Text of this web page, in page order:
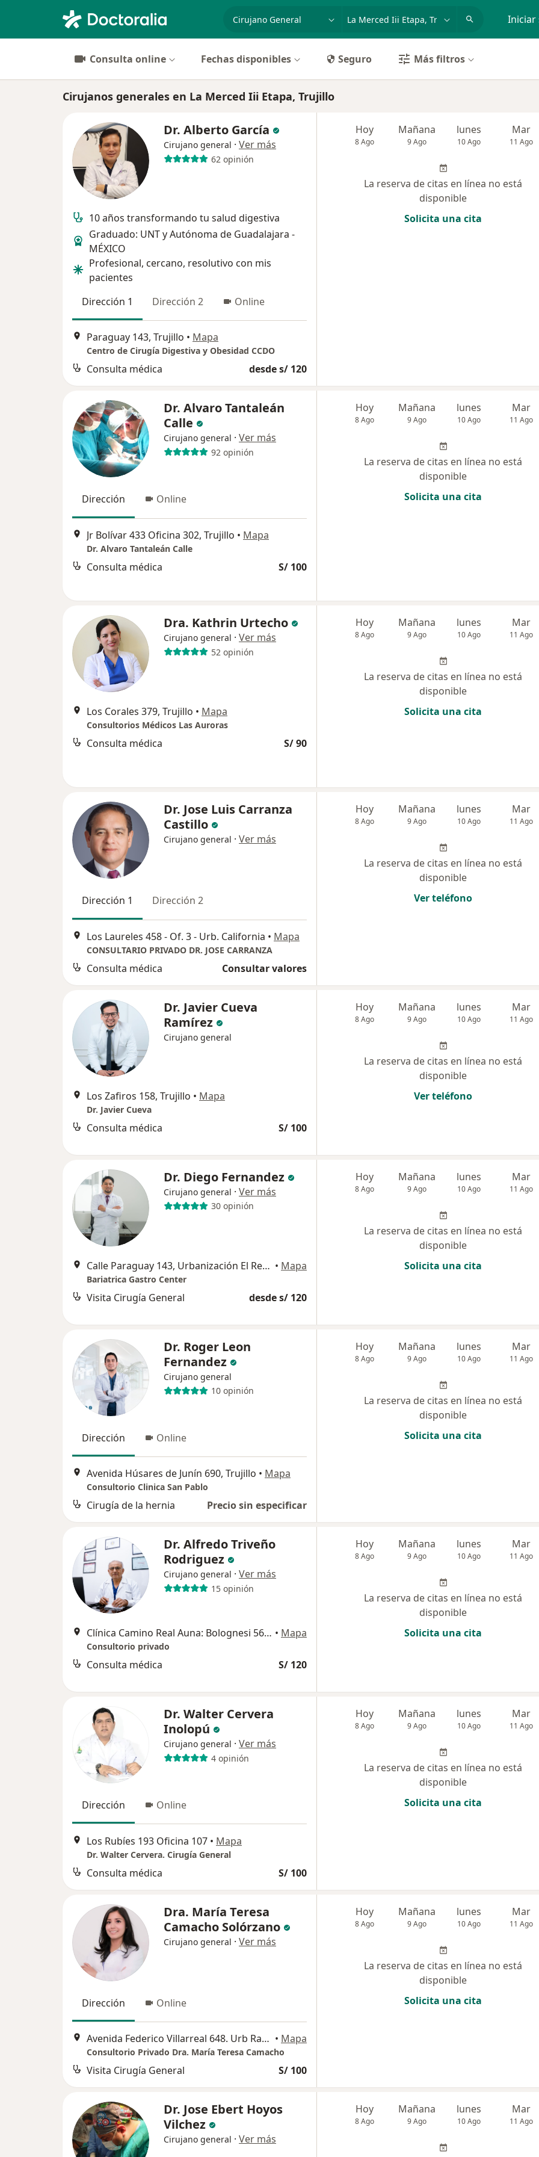
Iniciar
Consulta online Fechas disponibles Seguro Más filtros
Cirujanos generales en La Merced Iii Etapa, Trujillo
Dr. Alberto García
Cirujano general · Ver más
62 opinión
10 años transformando tu salud digestiva
Graduado: UNT y Autónoma de Guadalajara -
MÉXICO
Profesional, cercano, resolutivo con mis
pacientes
Dirección 1
Dirección 2 Online
Paraguay 143, Trujillo • Mapa
Centro de Cirugía Digestiva y Obesidad CCDO
Consulta médica desde s/ 120
Hoy
8 Ago
Mañana
9 Ago
lunes
10 Ago
Mar
11 Ago
La reserva de citas en línea no está
disponible
Solicita una cita
Dr. Alvaro Tantaleán
Calle
Cirujano general · Ver más
92 opinión
Dirección Online
Jr Bolívar 433 Oficina 302, Trujillo • Mapa
Dr. Alvaro Tantaleán Calle
Consulta médica S/ 100
Hoy
8 Ago
Mañana
9 Ago
lunes
10 Ago
Mar
11 Ago
La reserva de citas en línea no está
disponible
Solicita una cita
Dra. Kathrin Urtecho
Cirujano general · Ver más
52 opinión
Los Corales 379, Trujillo • Mapa
Consultorios Médicos Las Auroras
Consulta médica S/ 90
Hoy
8 Ago
Mañana
9 Ago
lunes
10 Ago
Mar
11 Ago
La reserva de citas en línea no está
disponible
Solicita una cita
Dr. Jose Luis Carranza
Castillo
Cirujano general · Ver más
Dirección 1 Dirección 2
Los Laureles 458 - Of. 3 - Urb. California • Mapa
CONSULTARIO PRIVADO DR. JOSE CARRANZA
Consulta médica Consultar valores
Hoy
8 Ago
Mañana
9 Ago
lunes
10 Ago
Mar
11 Ago
La reserva de citas en línea no está
disponible
Ver teléfono
Dr. Javier Cueva
Ramírez
Cirujano general
Los Zafiros 158, Trujillo • Mapa
Dr. Javier Cueva
Consulta médica S/ 100
Hoy
8 Ago
Mañana
9 Ago
lunes
10 Ago
Mar
11 Ago
La reserva de citas en línea no está
disponible
Ver teléfono
Dr. Diego Fernandez
Cirujano general · Ver más
30 opinión
Calle Paraguay 143, Urbanización El Recreo, Trujillo • Mapa
Bariatrica Gastro Center
Visita Cirugía General desde s/ 120
Hoy
8 Ago
Mañana
9 Ago
lunes
10 Ago
Mar
11 Ago
La reserva de citas en línea no está
disponible
Solicita una cita
Dr. Roger Leon
Fernandez
Cirujano general
10 opinión
Dirección Online
Avenida Húsares de Junín 690, Trujillo • Mapa
Consultorio Clinica San Pablo
Cirugía de la hernia Precio sin especificar
Hoy
8 Ago
Mañana
9 Ago
lunes
10 Ago
Mar
11 Ago
La reserva de citas en línea no está
disponible
Solicita una cita
Dr. Alfredo Triveño
Rodriguez
Cirujano general · Ver más
15 opinión
Clínica Camino Real Auna: Bolognesi 565, Trujillo – Perú., Trujillo • Mapa
Consultorio privado
Consulta médica S/ 120
Hoy
8 Ago
Mañana
9 Ago
lunes
10 Ago
Mar
11 Ago
La reserva de citas en línea no está
disponible
Solicita una cita
Dr. Walter Cervera
Inolopú
Cirujano general · Ver más
4 opinión
Dirección Online
Los Rubíes 193 Oficina 107 • Mapa
Dr. Walter Cervera. Cirugía General
Consulta médica S/ 100
Hoy
8 Ago
Mañana
9 Ago
lunes
10 Ago
Mar
11 Ago
La reserva de citas en línea no está
disponible
Solicita una cita
Dra. María Teresa
Camacho Solórzano
Cirujano general · Ver más
Dirección Online
Avenida Federico Villarreal 648. Urb Razuri, Trujillo • Mapa
Consultorio Privado Dra. María Teresa Camacho
Visita Cirugía General S/ 100
Hoy
8 Ago
Mañana
9 Ago
lunes
10 Ago
Mar
11 Ago
La reserva de citas en línea no está
disponible
Solicita una cita
Dr. Jose Ebert Hoyos
Vilchez
Cirujano general · Ver más
Hoy
8 Ago
Mañana
9 Ago
lunes
10 Ago
Mar
11 Ago